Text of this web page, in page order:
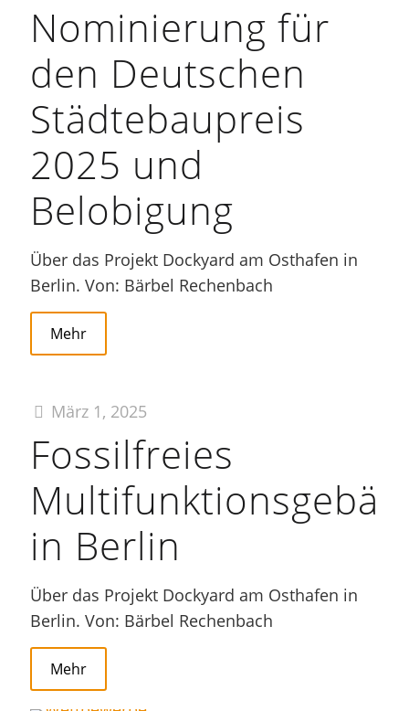
Nominierung für
den Deutschen
Städtebaupreis
2025 und
Belobigung
Über das Projekt Dockyard am Osthafen in
Berlin. Von: Bärbel Rechenbach
Mehr
März 1, 2025
Fossilfreies
in Berlin
Über das Projekt Dockyard am Osthafen in
Berlin. Von: Bärbel Rechenbach
Mehr